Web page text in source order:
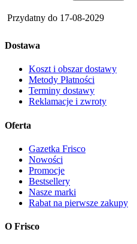
Przydatny do 17-08-2029
Dostawa
Koszt i obszar dostawy
Metody Płatności
Terminy dostawy
Reklamacje i zwroty
Oferta
Gazetka Frisco
Nowości
Promocje
Bestsellery
Nasze marki
Rabat na pierwsze zakupy
O Frisco